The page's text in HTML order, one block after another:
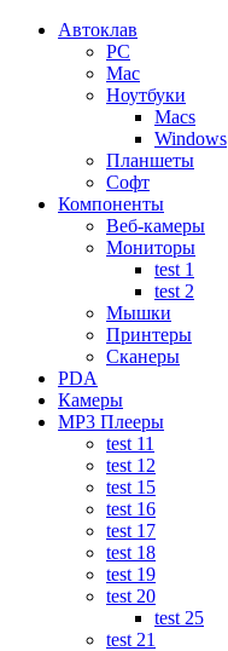
Автоклав
PC
Mac
Ноутбуки
Macs
Windows
Планшеты
Софт
Компоненты
Веб-камеры
Мониторы
test 1
test 2
Мышки
Принтеры
Сканеры
PDA
Камеры
MP3 Плееры
test 11
test 12
test 15
test 16
test 17
test 18
test 19
test 20
test 25
test 21